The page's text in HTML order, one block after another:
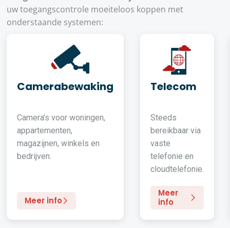
uw toegangscontrole moeiteloos koppen met
onderstaande systemen:
Camerabewaking
Camera’s voor woningen,
appartementen,
magazijnen, winkels en
bedrijven.
Meer info
Telecom
Steeds
bereikbaar via
vaste
telefonie en
cloudtelefonie.
Meer
info